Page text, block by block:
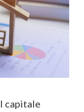
capitale